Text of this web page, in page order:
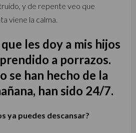
y de repente veo que
viene la calma.
les doy a mis hijos
a porrazos.
se han hecho de la
han sido 24/7.
ya puedes descansar?